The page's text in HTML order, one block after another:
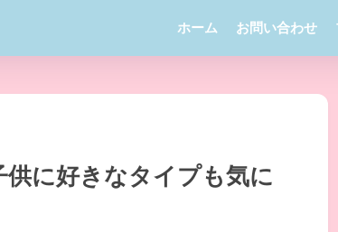
ホーム お問い合わせ
に好きなタイプも気に